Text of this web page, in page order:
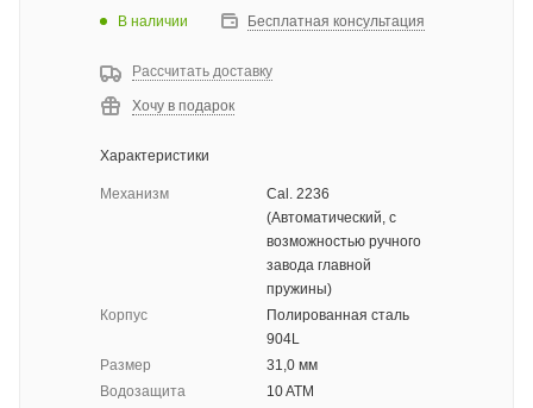
В наличии Бесплатная консультация
Рассчитать доставку
Хочу в подарок
Характеристики
Механизм
Cal. 2236
(Автоматический, с
возможностью ручного
завода главной
пружины)
Корпус
Полированная сталь
904L
Размер
31,0 мм
Водозащита
10 ATM